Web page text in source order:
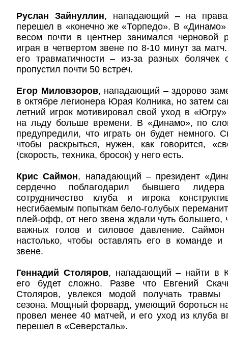
Руслан Зайнуллин, нападающий – на
перешел в «конечно же «Торпедо». В
весом почти в центнер занимался черновой
играя в четвертом звене по 8-10 минут за
его травматичности – из-за разных болячек
пропустил почти 50 встреч.
Егор Миловзоров, нападающий – здорово
в октябре легионера Юрая Колника, но затем
летний игрок мотивировал свой уход в
на льду больше времени. В «Динамо», по
предупредили, что играть он будет немного.
чтобы раскрыться, нужен, как говорится,
(скорость, техника, бросок) у него есть.
Крис Саймон, нападающий – президент
сердечно поблагодарил бывшего
сотрудничество клуба и игрока
несгибаемым попыткам бело-голубых
плей-офф, от него звена ждали чуть большего,
важных голов и силовое давление.
настолько, чтобы оставлять его в команде
звене.
Геннадий Столяров, нападающий – найти в
его будет сложно. Разве что Евгений
Столяров, увлекся модой получать травмы
сезона. Мощный форвард, умеющий бороться
провел менее 40 матчей, и его уход из клуба
перешел в «Северсталь».